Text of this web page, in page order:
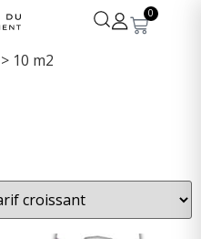
0
> 10 m2